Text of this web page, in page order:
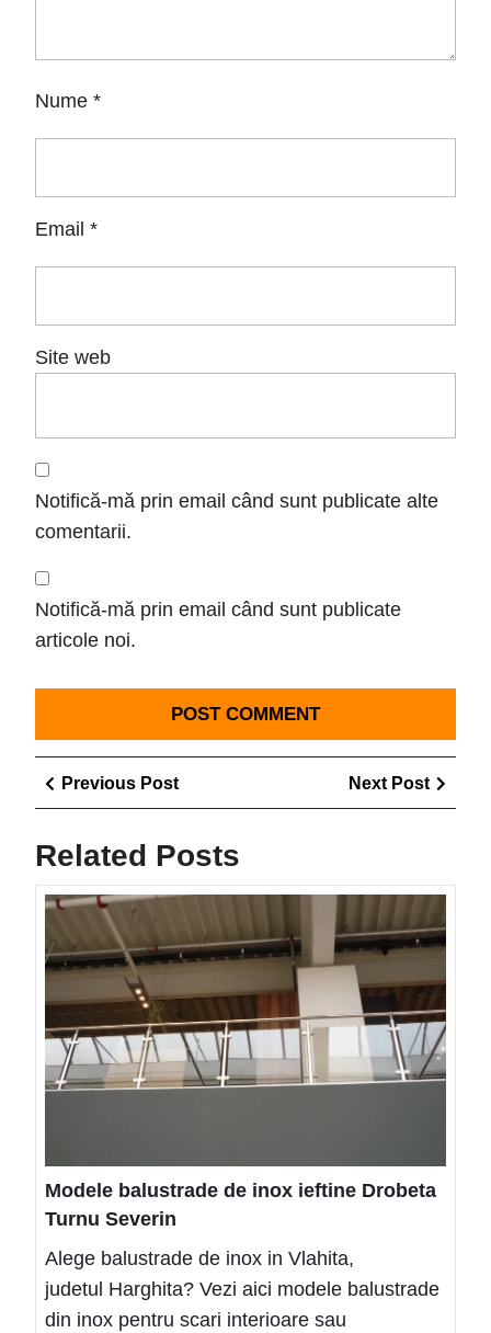
Nume *
Email *
Site web
Notifică-mă prin email când sunt publicate alte
comentarii.
Notifică-mă prin email când sunt publicate
articole noi.
Navigare
în
articole
Previous PostPrevious
Post
Next Post
Post
Related Posts
Modele balustrade de inox ieftine Drobeta
Turnu Severin
Alege balustrade de inox in Vlahita,
judetul Harghita? Vezi aici modele balustrade
din inox pentru scari interioare sau